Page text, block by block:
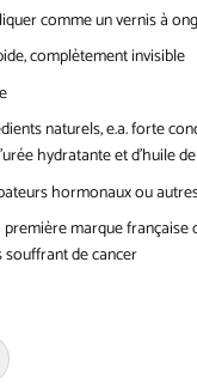
comme un vernis à
complètement invisible
naturels, e.a. forte
hydratante et d'huile
hormonaux ou
marque française
de cancer